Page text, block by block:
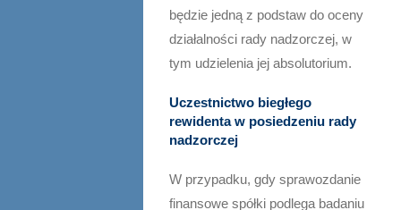
będzie jedną z podstaw do oceny
działalności rady nadzorczej, w
tym udzielenia jej absolutorium.
Uczestnictwo biegłego
rewidenta w posiedzeniu rady
nadzorczej
W przypadku, gdy sprawozdanie
finansowe spółki podlega badaniu